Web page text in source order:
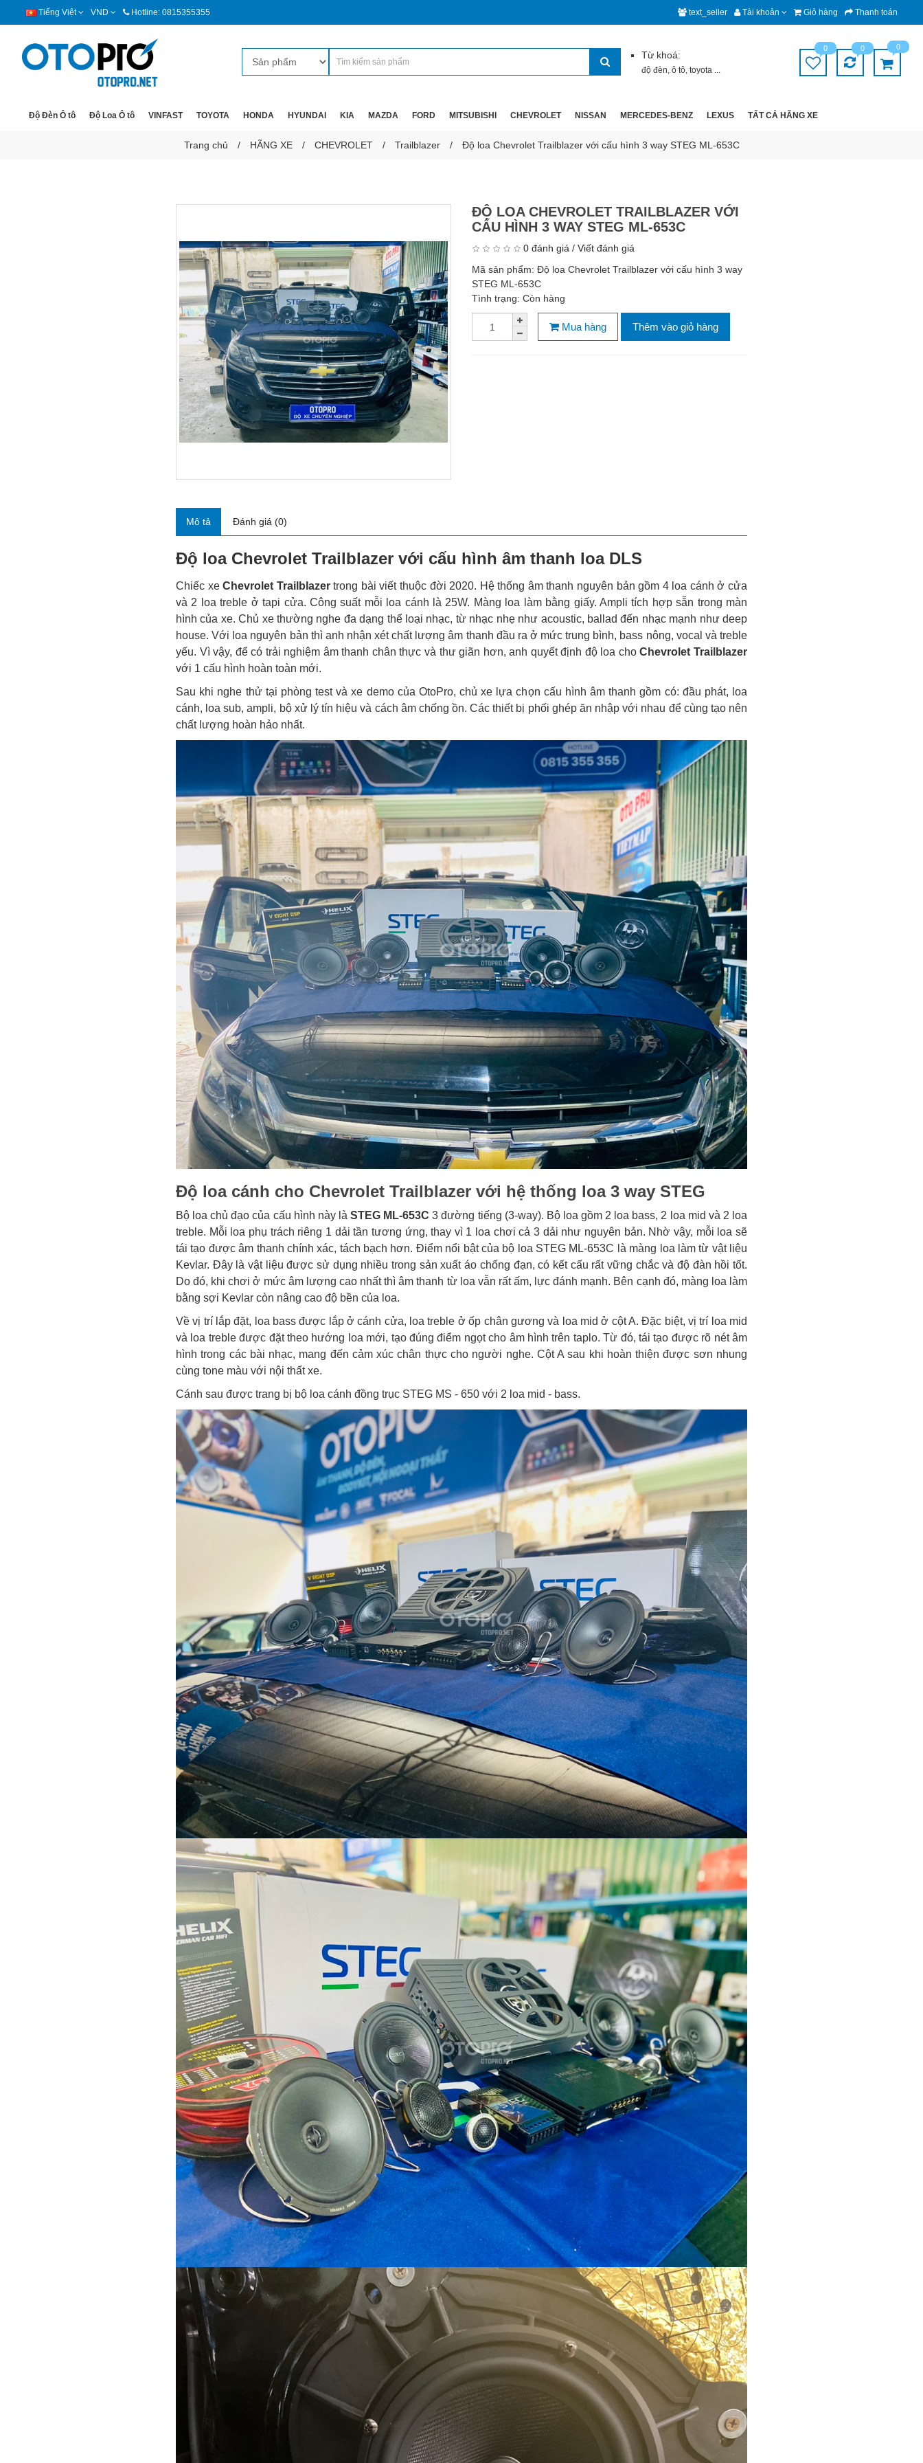
Tiếng Việt VND Hotline: 0815355355 text_seller Tài khoản Giỏ hàng Thanh toán
Từ khoá:
độ đèn,ô tô,toyota ...
0 0 0
Độ Đèn Ô tô Độ Loa Ô tô VINFAST TOYOTA HONDA HYUNDAI KIA MAZDA FORD MITSUBISHI CHEVROLET NISSAN MERCEDES-BENZ LEXUS TẤT CẢ HÃNG XE
Trang chủ HÃNG XE CHEVROLET Trailblazer Độ loa Chevrolet Trailblazer với cấu hình 3 way STEG ML-653C
ĐỘ LOA CHEVROLET TRAILBLAZER VỚI
CẤU HÌNH 3 WAY STEG ML-653C
0 đánh giá / Viết đánh giá
Mã sản phẩm: Độ loa Chevrolet Trailblazer với cấu hình 3 way
STEG ML-653C
Tình trạng: Còn hàng
Mua hàng Thêm vào giỏ hàng
Mô tả Đánh giá (0)
Độ loa Chevrolet Trailblazer với cấu hình âm thanh loa DLS
Chiếc xeChevrolet Trailblazertrong bài viết thuộc đời 2020. Hệ thống âm thanh nguyên bản gồm 4 loa cánh ở cửa
và 2 loa treble ở tapi cửa. Công suất mỗi loa cánh là 25W. Màng loa làm bằng giấy. Ampli tích hợp sẵn trong màn
hình của xe. Chủ xe thường nghe đa dạng thể loại nhạc, từ nhạc nhẹ như acoustic, ballad đến nhạc mạnh như deep
house. Với loa nguyên bản thì anh nhận xét chất lượng âm thanh đầu ra ở mức trung bình, bass nông, vocal và treble
yếu. Vì vậy, để có trải nghiệm âm thanh chân thực và thư giãn hơn, anh quyết định độ loa choChevrolet Trailblazer
với 1 cấu hình hoàn toàn mới.
Sau khi nghe thử tại phòng test và xe demo của OtoPro, chủ xe lựa chọn cấu hình âm thanh gồm có: đầu phát, loa
cánh, loa sub, ampli, bộ xử lý tín hiệu và cách âm chống ồn. Các thiết bị phối ghép ăn nhập với nhau để cùng tạo nên
chất lượng hoàn hảo nhất.
Độ loa cánh cho Chevrolet Trailblazer với hệ thống loa 3 way STEG
Bộ loa chủ đạo của cấu hình này làSTEG ML-653C 3 đường tiếng (3-way). Bộ loa gồm 2 loa bass, 2 loa mid và 2 loa
treble. Mỗi loa phụ trách riêng 1 dải tần tương ứng, thay vì 1 loa chơi cả 3 dải như nguyên bản. Nhờ vậy, mỗi loa sẽ
tái tạo được âm thanh chính xác, tách bạch hơn. Điểm nổi bật của bộ loa STEG ML-653C là màng loa làm từ vật liệu
Kevlar. Đây là vật liệu được sử dụng nhiều trong sản xuất áo chống đạn, có kết cấu rất vững chắc và độ đàn hồi tốt.
Do đó, khi chơi ở mức âm lượng cao nhất thì âm thanh từ loa vẫn rất ấm, lực đánh mạnh. Bên cạnh đó, màng loa làm
bằng sợi Kevlar còn nâng cao độ bền của loa.
Về vị trí lắp đặt, loa bass được lắp ở cánh cửa, loa treble ở ốp chân gương và loa mid ở cột A. Đặc biệt, vị trí loa mid
và loa treble được đặt theo hướng loa mới, tạo đúng điểm ngọt cho âm hình trên taplo. Từ đó, tái tạo được rõ nét âm
hình trong các bài nhạc, mang đến cảm xúc chân thực cho người nghe. Cột A sau khi hoàn thiện được sơn nhung
cùng tone màu với nội thất xe.
Cánh sau được trang bị bộ loa cánh đồng trục STEG MS - 650 với 2 loa mid - bass.